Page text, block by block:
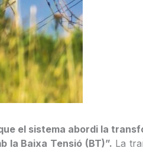
el sistema abordi la
la Baixa Tensió (BT)”. La